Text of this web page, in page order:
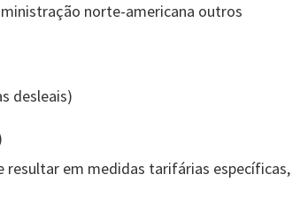
norte-americana outros
desleais)
resultar em medidas tarifárias específicas,